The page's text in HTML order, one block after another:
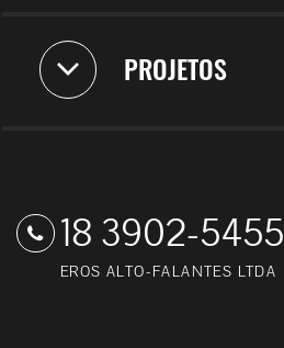
PROJETOS
18 3902-5455
EROS ALTO-FALANTES LTDA